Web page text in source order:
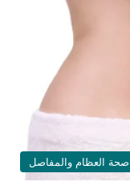
صحة العظام والمفاصل